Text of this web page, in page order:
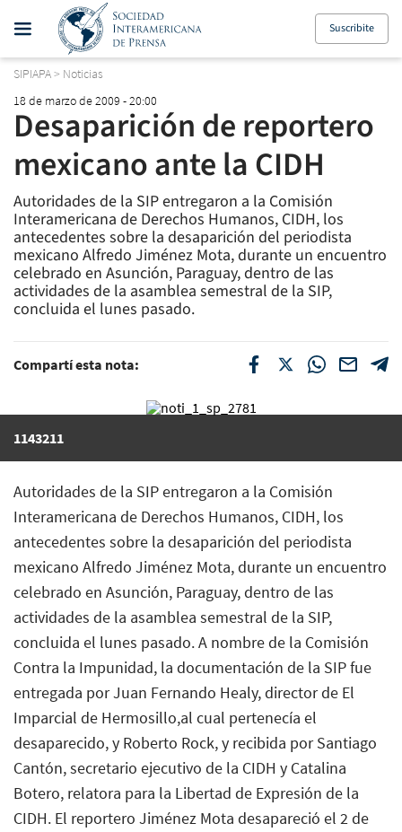
Suscribite
SIPIAPA> Noticias
18 de marzo de 2009 - 20:00
Desaparición de reportero
mexicano ante la CIDH
Autoridades de la SIP entregaron a la Comisión
Interamericana de Derechos Humanos, CIDH, los
antecedentes sobre la desaparición del periodista
mexicano Alfredo Jiménez Mota, durante un encuentro
celebrado en Asunción, Paraguay, dentro de las
actividades de la asamblea semestral de la SIP,
concluida el lunes pasado.
Compartí esta nota:
1143211
Autoridades de la SIP entregaron a la Comisión
Interamericana de Derechos Humanos, CIDH, los
antecedentes sobre la desaparición del periodista
mexicano Alfredo Jiménez Mota, durante un encuentro
celebrado en Asunción, Paraguay, dentro de las
actividades de la asamblea semestral de la SIP,
concluida el lunes pasado. A nombre de la Comisión
Contra la Impunidad, la documentación de la SIP fue
entregada por Juan Fernando Healy, director de El
Imparcial de Hermosillo,al cual pertenecía el
desaparecido, y Roberto Rock, y recibida por Santiago
Cantón, secretario ejecutivo de la CIDH y Catalina
Botero, relatora para la Libertad de Expresión de la
CIDH. El reportero Jiménez Mota desapareció el 2 de